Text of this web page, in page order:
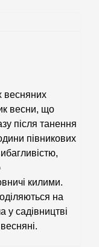
весняних
весни, що
після танення
півникових
килими.
на
у садівництві